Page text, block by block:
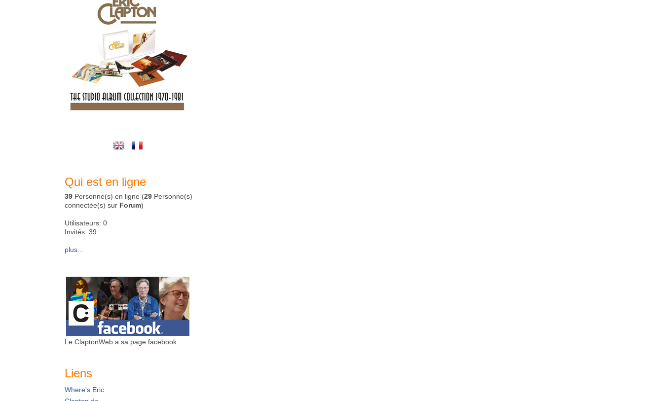
Qui est en ligne
39 Personne(s) en ligne (29 Personne(s)
connectée(s) sur Forum)
Utilisateurs: 0
Invités: 39
plus...
Le ClaptonWeb a sa page facebook
Liens
Where's Eric